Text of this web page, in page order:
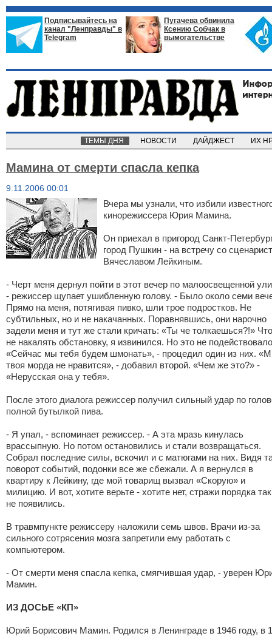
Подписывайтесь на
канал "Ленправды" в
Telegram
Пугачева обвинила
Ксению Собчак в
вымогательстве
ТЕМЫ ДНЯ НОВОСТИ ДАЙДЖЕСТ ИХ
Мамина от смерти спасла кепка
9.11.2006 00:01
Вчера мы узнали, что избили
кинорежиссера Юрия Мамина.
Он приехал в пригород Санкт-
город Пушкин - на встречу со
Вячеславом Лейкиным.
- Черт меня дернул пойти в этот вечер по малоосвещенной
- режиссер щупает ушибленную голову. - Было около семи
Прямо на меня, потягивая пивко, шли трое подростков. Не
субтильных, но и не накачанных. Поравнявшись, они нарочно
задели меня и тут же стали кричать: «Ты че толкаешься?!»
не накалять обстановку, я извинился. Но это не
«Сейчас мы тебя будем шмонать», - процедил один из них.
твоя морда не нравится», - добавил второй. «Чем же это?» -
«Нерусская она у тебя».
После этого диалога режиссер получил сильный удар по
полной бутылкой пива.
- Я упал, - вспоминает режиссер. - А эта мразь кинулась
врассыпную. Но потом остановились и стали возвращаться.
Собрал последние силы, вскочил и с матюгами на них. Видя
поворот событий, подонки все же сбежали. А я вернулся в
квартиру к Лейкину, где мой товарищ вызвал «Скорую» и
милицию. И вот, хотите верьте - хотите нет, стражи порядка
не появились.
В травмпункте режиссеру наложили семь швов. Врачи из-за
сильного сотрясения мозга запретили ему работать с
компьютером.
- От смерти меня спасла кепка, смягчившая удар, - уверен
Мамин.
ИЗ ДОСЬЕ «КП»
Юрий Борисович Мамин. Родился в Ленинграде в 1946 году, в